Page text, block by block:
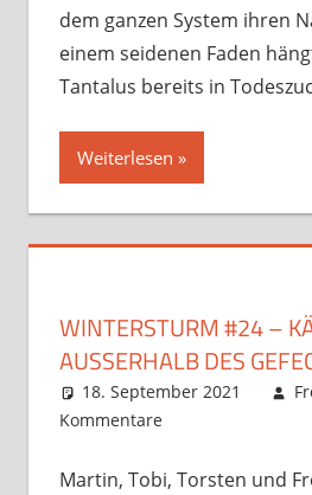
dem ganzen System ihren
einem seidenen Faden
Tantalus bereits in
Weiterlesen
WINTERSTURM #24 –
AUSSERHALB DES
18. September 2021
Kommentare
Martin, Tobi, Torsten und